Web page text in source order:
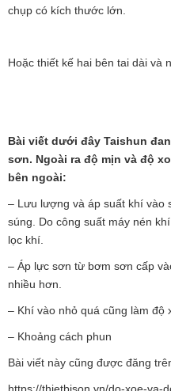
chụp có kích thước lớn.
Hoặc thiết kế hai bên tai dài và
Bài viết dưới đây Taishun
sơn. Ngoài ra độ mịn và độ
bên ngoài:
– Lưu lượng và áp suất khí vào
súng. Do công suất máy nén
lọc khí.
– Áp lực sơn từ bơm sơn cấp
nhiều hơn.
– Khí vào nhỏ quá cũng làm độ
– Khoảng cách phun
Bài viết này cũng được đăng